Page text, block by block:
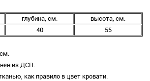
глубина, см.
высота, см.
40 55
из ДСП.
как правило в цвет кровати.